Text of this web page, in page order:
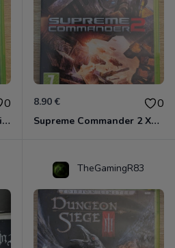
0
Mass Effect - Classics Edition Xbox 360
8.90 € 0
Supreme Commander 2 Xbox 360
TheGamingR83